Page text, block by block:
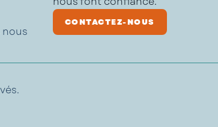
nous
CONTACTEZ-NOUS